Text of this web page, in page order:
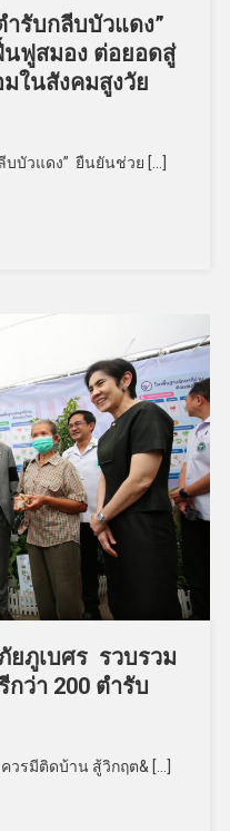
ำรับกลีบบัวแดง”
ฟูสมอง ต่อยอดสู่
ในสังคมสูงวัย
บบัวแดง” ยืนยันช่วย […]
ยภูเบศร รวบรวม
ว่า 200 ตำรับ
วรมีติดบ้าน สู้วิกฤต& […]